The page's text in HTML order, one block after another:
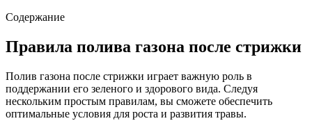
Содержание
Правила полива газона после стрижки
Полив газона после стрижки играет важную роль в
поддержании его зеленого и здорового вида. Следуя
нескольким простым правилам, вы сможете обеспечить
оптимальные условия для роста и развития травы.